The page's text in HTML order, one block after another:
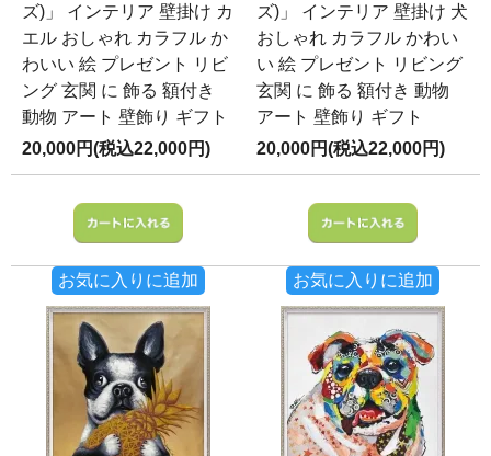
ズ)」 インテリア 壁掛け カ
エル おしゃれ カラフル か
わいい 絵 プレゼント リビ
ング 玄関 に 飾る 額付き
動物 アート 壁飾り ギフト
20,000円(税込22,000円)
お気に入りに追加
ズ)」 インテリア 壁掛け 犬
おしゃれ カラフル かわい
い 絵 プレゼント リビング
玄関 に 飾る 額付き 動物
アート 壁飾り ギフト
20,000円(税込22,000円)
お気に入りに追加